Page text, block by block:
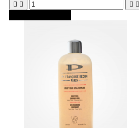
   